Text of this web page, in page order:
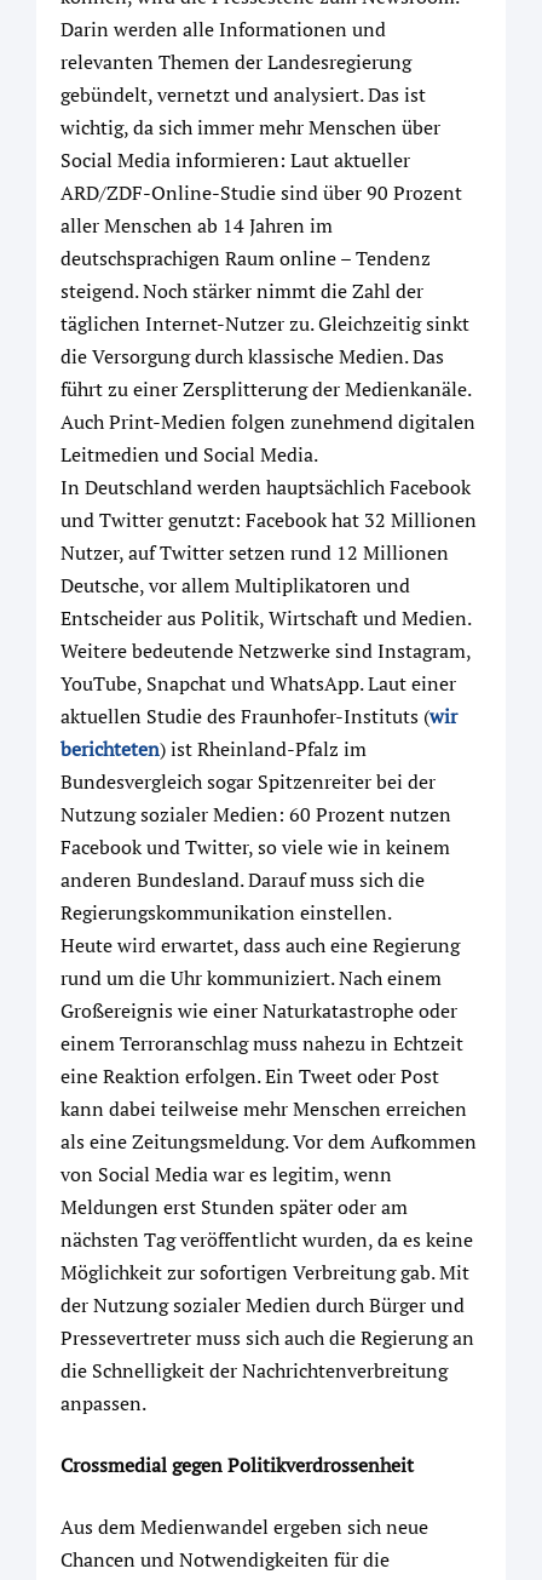
Darin werden alle Informationen und
relevanten Themen der Landesregierung
gebündelt, vernetzt und analysiert. Das ist
wichtig, da sich immer mehr Menschen über
Social Media informieren: Laut aktueller
ARD/ZDF-Online-Studie sind über 90 Prozent
aller Menschen ab 14 Jahren im
deutschsprachigen Raum online – Tendenz
steigend. Noch stärker nimmt die Zahl der
täglichen Internet-Nutzer zu. Gleichzeitig sinkt
die Versorgung durch klassische Medien. Das
führt zu einer Zersplitterung der Medienkanäle.
Auch Print-Medien folgen zunehmend digitalen
Leitmedien und Social Media.
In Deutschland werden hauptsächlich Facebook
und Twitter genutzt: Facebook hat 32 Millionen
Nutzer, auf Twitter setzen rund 12 Millionen
Deutsche, vor allem Multiplikatoren und
Entscheider aus Politik, Wirtschaft und Medien.
Weitere bedeutende Netzwerke sind Instagram,
YouTube, Snapchat und WhatsApp. Laut einer
aktuellen Studie des Fraunhofer-Instituts (wir
berichteten) ist Rheinland-Pfalz im
Bundesvergleich sogar Spitzenreiter bei der
Nutzung sozialer Medien: 60 Prozent nutzen
Facebook und Twitter, so viele wie in keinem
anderen Bundesland. Darauf muss sich die
Regierungskommunikation einstellen.
Heute wird erwartet, dass auch eine Regierung
rund um die Uhr kommuniziert. Nach einem
Großereignis wie einer Naturkatastrophe oder
einem Terroranschlag muss nahezu in Echtzeit
eine Reaktion erfolgen. Ein Tweet oder Post
kann dabei teilweise mehr Menschen erreichen
als eine Zeitungsmeldung. Vor dem Aufkommen
von Social Media war es legitim, wenn
Meldungen erst Stunden später oder am
nächsten Tag veröffentlicht wurden, da es keine
Möglichkeit zur sofortigen Verbreitung gab. Mit
der Nutzung sozialer Medien durch Bürger und
Pressevertreter muss sich auch die Regierung an
die Schnelligkeit der Nachrichtenverbreitung
anpassen.
Crossmedial gegen Politikverdrossenheit
Aus dem Medienwandel ergeben sich neue
Chancen und Notwendigkeiten für die